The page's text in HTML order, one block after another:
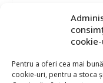
Pentru a oferi cea mai
cookie-uri, pentru a stoca
Analog Devices
Anritsu
Ansys
APS